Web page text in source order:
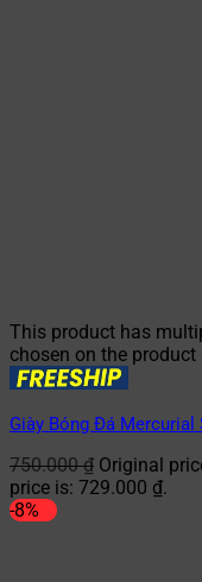
This product has
chosen on the product
Giày Bóng Đá Mercurial
750.000₫ Original
price is: 729.000 ₫.
-8%